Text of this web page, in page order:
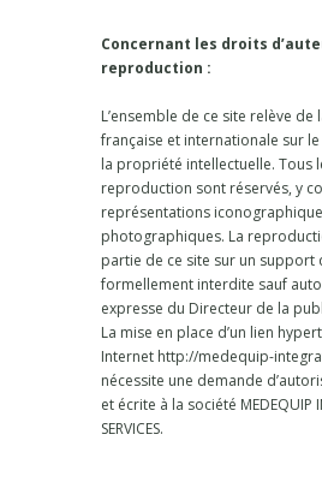
Concernant les droits
reproduction :
L’ensemble de ce site relève de
française et internationale sur
la propriété intellectuelle. Tous
reproduction sont réservés, y
représentations
photographiques. La
partie de ce site sur un support
formellement interdite sauf
expresse du Directeur de la
La mise en place d’un lien
Internet http://medequip-
nécessite une demande
et écrite à la société MEDEQUIP
SERVICES.